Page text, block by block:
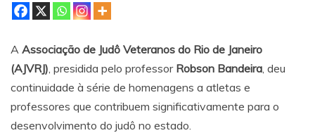
A Associação de Judô Veteranos do Rio de Janeiro
(AJVRJ), presidida pelo professor Robson Bandeira, deu
continuidade à série de homenagens a atletas e
professores que contribuem significativamente para o
desenvolvimento do judô no estado.